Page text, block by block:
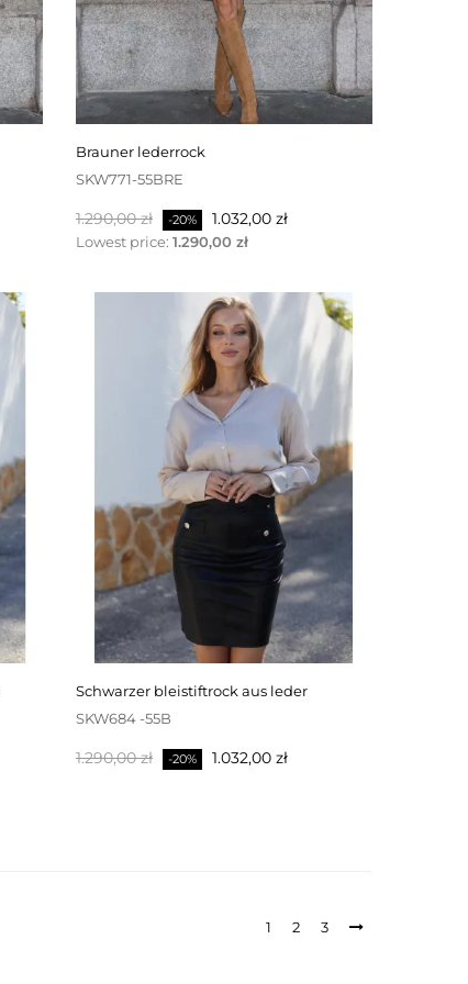
brauner lederrock
SKW771-55BRE
Regulärer
Preis
1.290,00 zł -20% Preis
1.032,00 zł
Lowest price: 1.290,00 zł
schwarzer bleistiftrock aus leder
SKW684 -55B
Regulärer
1.290,00 zł -20% Preis
1.032,00 zł
1 2 3